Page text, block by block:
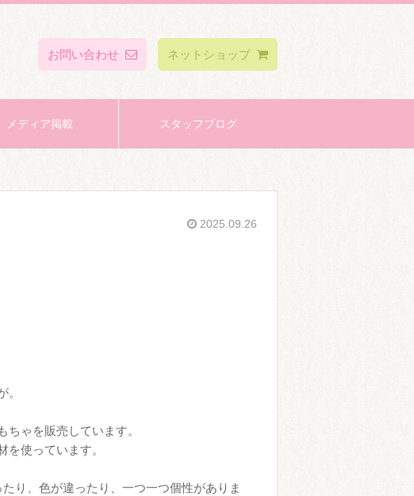
お問い合わせ ネットショップ
メディア掲載 スタッフブログ
2025.09.26
。
ゃを販売しています。
使っています。
り、色が違ったり、一つ一つ個性がありま